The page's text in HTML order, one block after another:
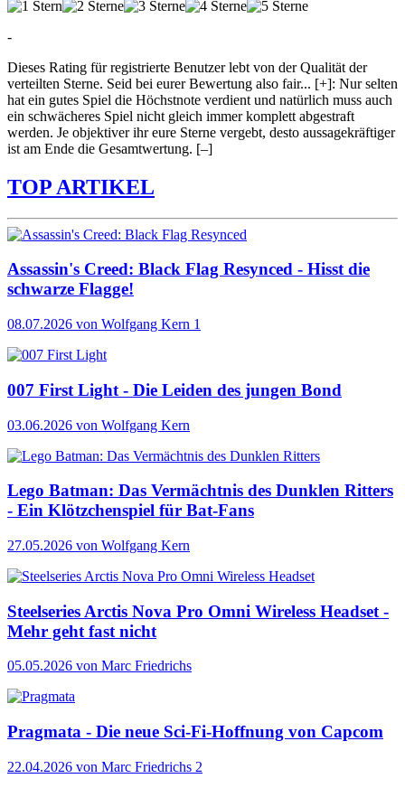
-
Dieses Rating für registrierte Benutzer lebt von der Qualität der
verteilten Sterne. Seid bei eurer Bewertung also fair... [+]: Nur selten
hat ein gutes Spiel die Höchstnote verdient und natürlich muss auch
ein schwächeres Spiel nicht gleich immer komplett abgestraft
werden. Je objektiver ihr eure Sterne vergebt, desto aussagekräftiger
ist am Ende die Gesamtwertung. [–]
TOP ARTIKEL
Assassin's Creed: Black Flag Resynced - Hisst die
schwarze Flagge!
08.07.2026 von Wolfgang Kern 1
007 First Light - Die Leiden des jungen Bond
03.06.2026 von Wolfgang Kern
Lego Batman: Das Vermächtnis des Dunklen Ritters
- Ein Klötzchenspiel für Bat-Fans
27.05.2026 von Wolfgang Kern
Steelseries Arctis Nova Pro Omni Wireless Headset -
Mehr geht fast nicht
05.05.2026 von Marc Friedrichs
Pragmata - Die neue Sci-Fi-Hoffnung von Capcom
22.04.2026 von Marc Friedrichs 2